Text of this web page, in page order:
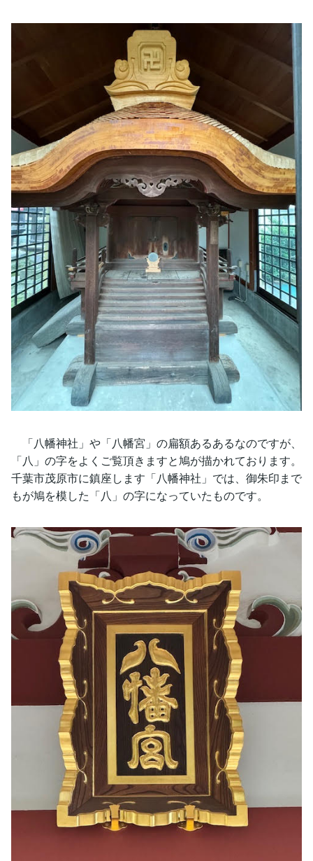
「八幡神社」や「八幡宮」の扁額あるあるなのですが、
「八」の字をよくご覧頂きますと鳩が描かれております。
千葉市茂原市に鎮座します「八幡神社」では、御朱印まで
もが鳩を模した「八」の字になっていたものです。